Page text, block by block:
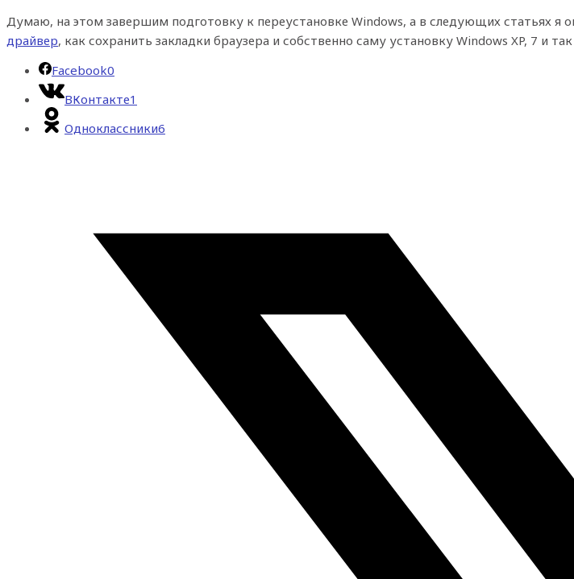
Думаю, на этом завершим подготовку к переустановке Windows, а в следующих статьях
драйвер, как сохранить закладки браузера и собственно саму установку Windows XP, 7 и так
Facebook0
ВКонтакте1
Одноклассники6